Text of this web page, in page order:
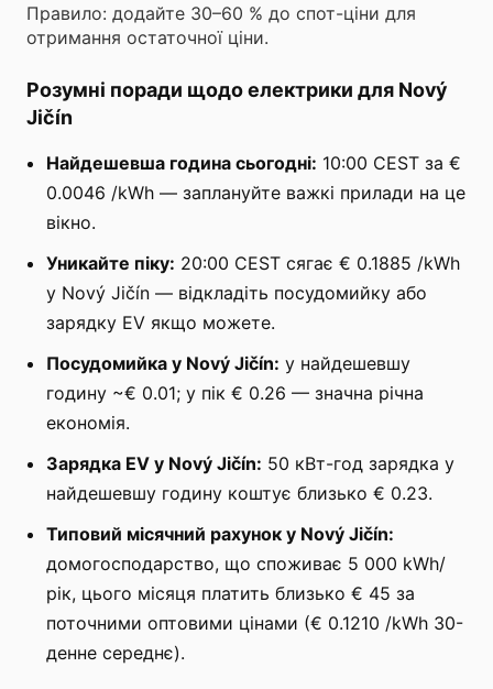
Правило: додайте 30–60 % до спот-ціни для
отримання остаточної ціни.
Розумні поради щодо електрики для Nový
Jičín
Найдешевша година сьогодні: 10:00 CEST за €
0.0046 /kWh — заплануйте важкі прилади на це
вікно.
Уникайте піку: 20:00 CEST сягає € 0.1885 /kWh
у Nový Jičín — відкладіть посудомийку або
зарядку EV якщо можете.
Посудомийка у Nový Jičín: у найдешевшу
годину ~€ 0.01; у пік € 0.26 — значна річна
економія.
Зарядка EV у Nový Jičín: 50 кВт-год зарядка у
найдешевшу годину коштує близько € 0.23.
Типовий місячний рахунок у Nový Jičín:
домогосподарство, що споживає 5 000 kWh/
рік, цього місяця платить близько € 45 за
поточними оптовими цінами (€ 0.1210 /kWh 30-
денне середнє).